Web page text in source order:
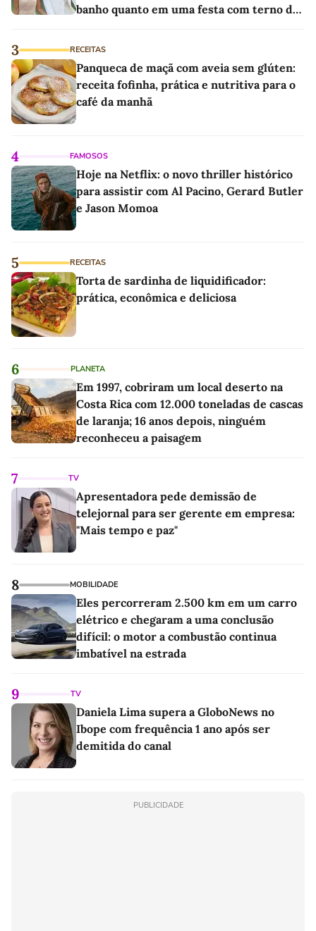
banho quanto em uma festa com terno de
3 RECEITAS
Panqueca de maçã com aveia sem glúten:
receita fofinha, prática e nutritiva para o
café da manhã
4 FAMOSOS
Hoje na Netflix: o novo thriller histórico
para assistir com Al Pacino, Gerard Butler
e Jason Momoa
5 RECEITAS
Torta de sardinha de liquidificador:
prática, econômica e deliciosa
6 PLANETA
Em 1997, cobriram um local deserto na
Costa Rica com 12.000 toneladas de cascas
de laranja; 16 anos depois, ninguém
reconheceu a paisagem
7 TV
Apresentadora pede demissão de
telejornal para ser gerente em empresa:
"Mais tempo e paz"
8 MOBILIDADE
Eles percorreram 2.500 km em um carro
elétrico e chegaram a uma conclusão
difícil: o motor a combustão continua
imbatível na estrada
9 TV
Daniela Lima supera a GloboNews no
Ibope com frequência 1 ano após ser
demitida do canal
PUBLICIDADE